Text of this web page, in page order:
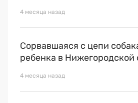
4 месяца назад
Сорвавшаяся с цепи
ребенка в Нижегородской
4 месяца назад